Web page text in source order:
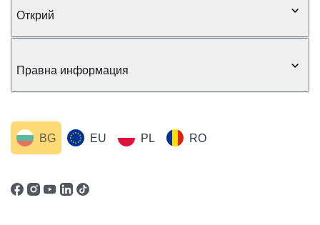
Открий
Правна информация
EU
BG PL RO